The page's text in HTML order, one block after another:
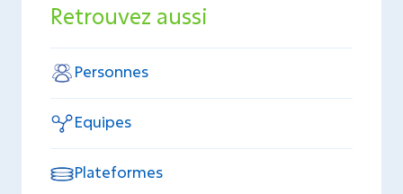
Retrouvez aussi
Personnes
Equipes
Plateformes